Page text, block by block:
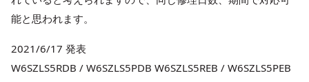
能と思われます。
2021/6/17 発表
W6SZLS5RDB / W6SZLS5PDB W6SZLS5REB / W6SZLS5PEB